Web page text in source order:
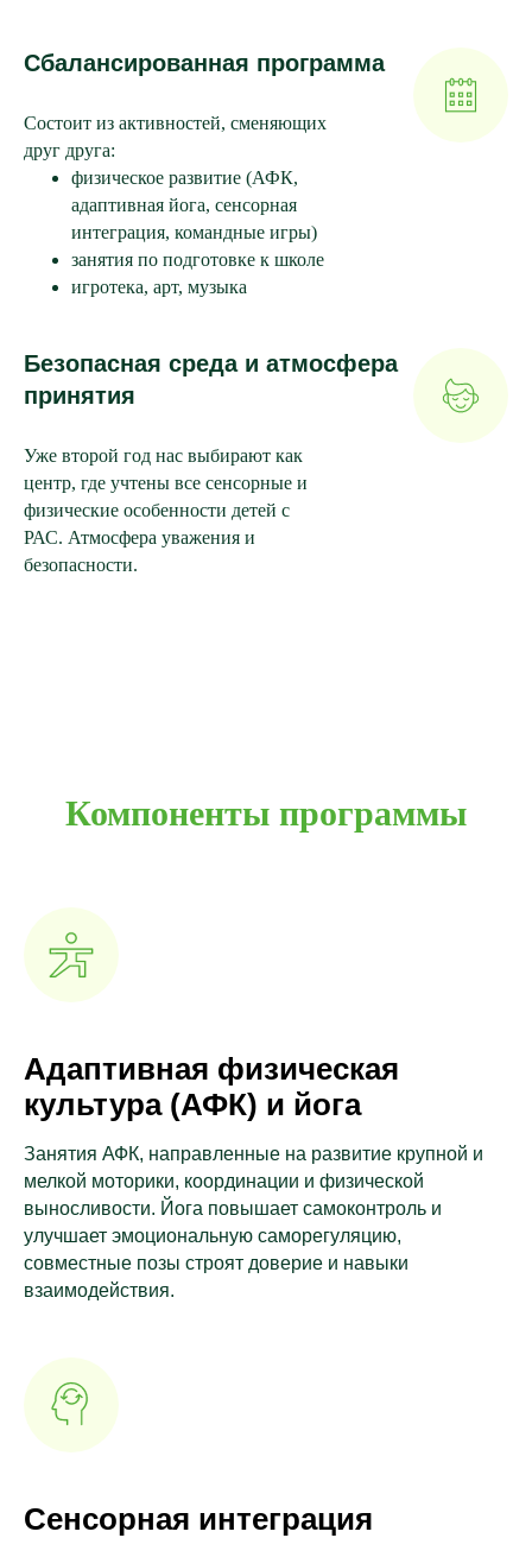
Сбалансированная программа
Состоит из активностей, сменяющих
друг друга:
физическое развитие (АФК,
адаптивная йога, сенсорная
интеграция, командные игры)
занятия по подготовке к школе
игротека, арт, музыка
Безопасная среда и атмосфера
принятия
Уже второй год нас выбирают как
центр, где учтены все сенсорные и
физические особенности детей с
РАС. Атмосфера уважения и
безопасности.
Компоненты программы
Адаптивная физическая
культура (АФК) и йога
Занятия АФК, направленные на развитие крупной и
мелкой моторики, координации и физической
выносливости. Йога повышает самоконтроль и
улучшает эмоциональную саморегуляцию,
совместные позы строят доверие и навыки
взаимодействия.
Сенсорная интеграция